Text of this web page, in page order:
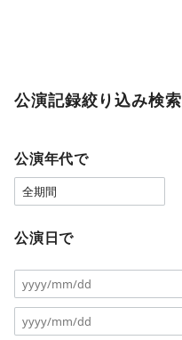
公演記録絞り込み検索
公演年代で
公演日で